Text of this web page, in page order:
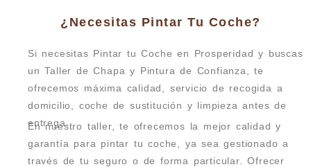
¿Necesitas Pintar Tu Coche?
Si necesitas Pintar tu Coche en Prosperidad y buscas
un Taller de Chapa y Pintura de Confianza, te
ofrecemos máxima calidad, servicio de recogida a
domicilio, coche de sustitución y limpieza antes de
entrega.
En nuestro taller, te ofrecemos la mejor calidad y
garantía para pintar tu coche, ya sea gestionado a
través de tu seguro o de forma particular. Ofrecer